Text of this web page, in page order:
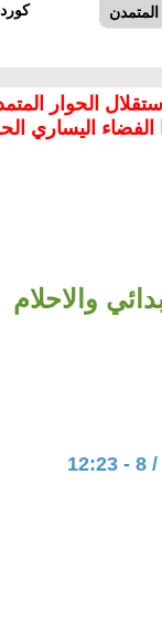
المتمدن
الحوار
الفضاء اليساري
والاحلام